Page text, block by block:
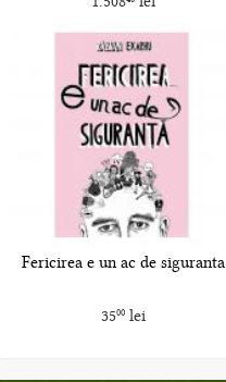
Fericirea e un ac de siguranta
3500lei